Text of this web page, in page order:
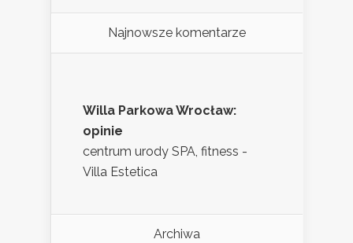
Najnowsze komentarze
Willa Parkowa Wrocław:
opinie
centrum urody SPA, fitness -
Villa Estetica
Archiwa